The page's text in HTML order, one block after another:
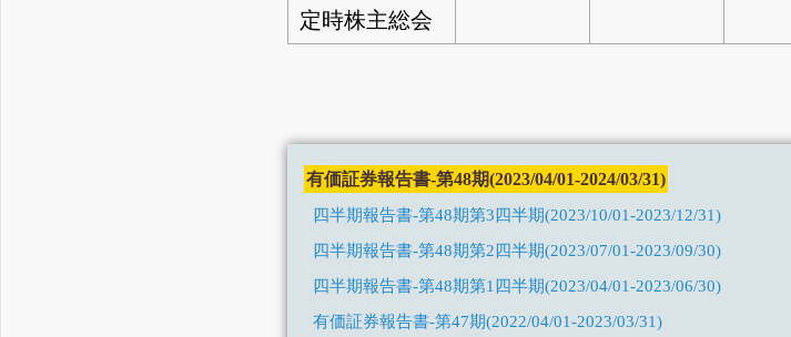
定時株主総会
有価証券報告書-第48期(2023/04/01-2024/03/31)
四半期報告書-第48期第3四半期(2023/10/01-2023/12/31)
四半期報告書-第48期第2四半期(2023/07/01-2023/09/30)
四半期報告書-第48期第1四半期(2023/04/01-2023/06/30)
有価証券報告書-第47期(2022/04/01-2023/03/31)